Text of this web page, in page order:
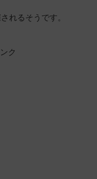
れるそうです。
ク